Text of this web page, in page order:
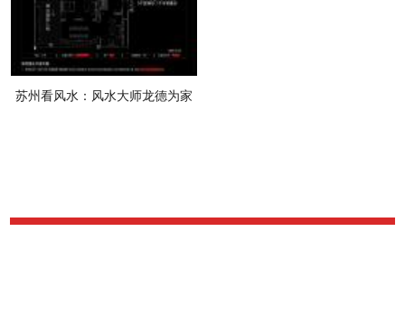
苏州看风水：风水大师龙德为家